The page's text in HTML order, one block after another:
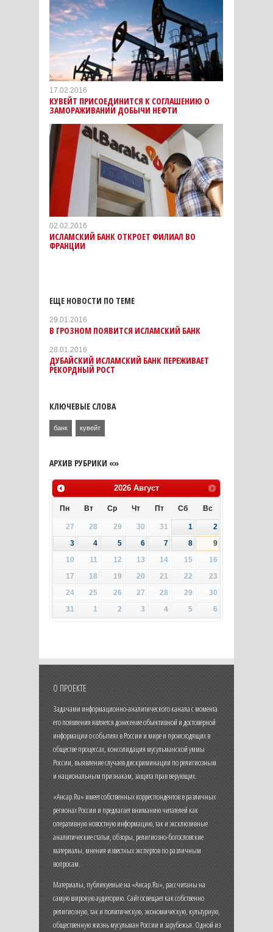
17.02.2016
КУВЕЙТ ПРИСОЕДИНИТСЯ К СОГЛАШЕНИЮ О
ЗАМОРАЖИВАНИИ ДОБЫЧИ НЕФТИ
02.02.2016
ИСЛАМСКИЙ БАНК ОТКРОЕТ ФИЛИАЛ ВО
ФРАНЦИИ
ЕЩЕ НОВОСТИ ПО ТЕМЕ
29.01.2016
В ГРОЗНОМ ПОЯВИТСЯ ИСЛАМСКИЙ БАНК
28.01.2016
ДУБАЙСКИЙ ИСЛАМСКИЙ БАНК ПЕРЕЖИВАЕТ
РЕКОРДНЫЙ РОСТ
КЛЮЧЕВЫЕ СЛОВА
банк кувейт
АРХИВ РУБРИКИ «»
2026 Август
Пн Вт Ср Чт Пт Сб Вс
27 28 29 30 31 1
2
3
4 5 6 7 8
9
10
11 12 13 14 15
16
17
18 19 20 21 22
23
24
25 26 27 28 29
30
31
1 2 3 4 5 6
О ПРОЕКТЕ
Задачами информационно-аналитического канала с момента
его появления является донесение объективной и достоверной
информации о событиях в России и мире и происходящих в
обществе процессах, консолидация мусульманской уммы
России, выявление случаев дискриминации по религиозным
и национальным признакам, защита прав верующих.
«Ансар.Ru» имеет собственных корреспондентов в различных
регионах России и предлагает вниманию читателей как
оперативную новостную информацию, так и эксклюзивные
аналитические статьи, обзоры, религиозно-богословские
материалы, мнения известных экспертов по различным
вопросам.
Материалы, публикуемые на «Ансар.Ru», рассчитаны на
самую широкую аудиторию. Сайт освещает как собственно
религиозную, так и политическую, экономическую, культурную,
общественную жизнь мусульман России и зарубежья. Одной из